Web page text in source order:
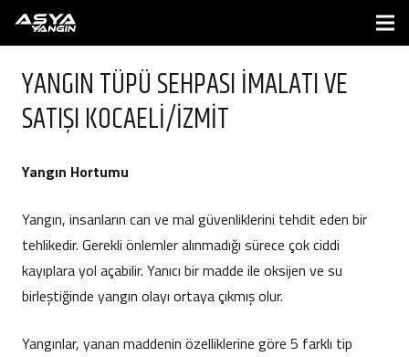
YANGIN TÜPÜ SEHPASI İMALATI VE
SATIŞI KOCAELİ/İZMİT
Yangın Hortumu
Yangın, insanların can ve mal güvenliklerini tehdit eden bir
tehlikedir. Gerekli önlemler alınmadığı sürece çok ciddi
kayıplara yol açabilir. Yanıcı bir madde ile oksijen ve su
birleştiğinde yangın olayı ortaya çıkmış olur.
Yangınlar, yanan maddenin özelliklerine göre 5 farklı tip